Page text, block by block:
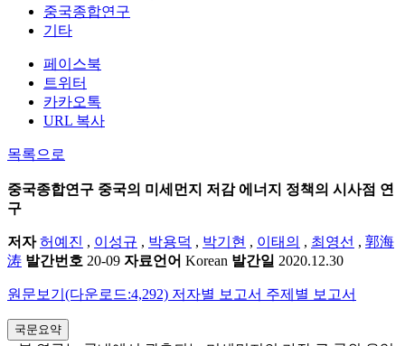
중국종합연구
기타
페이스북
트위터
카카오톡
URL 복사
목록으로
중국종합연구 중국의 미세먼지 저감 에너지 정책의 시사점 연
구
저자 허예진 , 이성규 , 박용덕 , 박기현 , 이태의 , 최영선 , 郭海
涛 발간번호 20-09 자료언어 Korean 발간일 2020.12.30
원문보기(다운로드:4,292) 저자별 보고서 주제별 보고서
국문요약